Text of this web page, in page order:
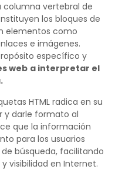
columna vertebral de
los bloques de
elementos como
e imágenes.
específico y
web a interpretar el
HTML radica en su
y darle formato al
que la información
para los usuarios
búsqueda, facilitando
visibilidad en Internet.